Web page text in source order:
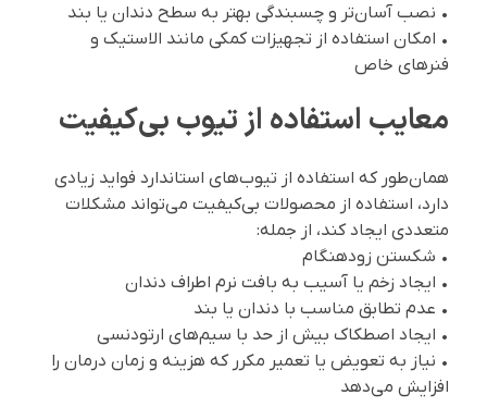
• نصب آسان‌تر و چسبندگی بهتر به سطح دندان یا بند
• امکان استفاده از تجهیزات کمکی مانند الاستیک و
فنرهای خاص
معایب استفاده از تیوب بی‌کیفیت
همان‌طور که استفاده از تیوب‌های استاندارد فواید زیادی
دارد، استفاده از محصولات بی‌کیفیت می‌تواند مشکلات
متعددی ایجاد کند، از جمله:
• شکستن زودهنگام
• ایجاد زخم یا آسیب به بافت نرم اطراف دندان
• عدم تطابق مناسب با دندان یا بند
• ایجاد اصطکاک بیش از حد با سیم‌های ارتودنسی
• نیاز به تعویض یا تعمیر مکرر که هزینه و زمان درمان را
افزایش می‌دهد